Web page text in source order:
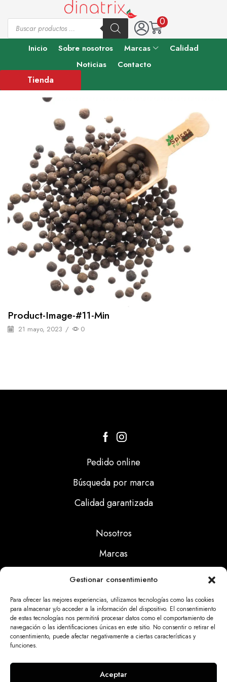
Gestionar consentimiento
Para ofrecer las mejores experiencias, utilizamos tecnologías como las cookies
para almacenar y/o acceder a la información del dispositivo. El consentimiento
de estas tecnologías nos permitirá procesar datos como el comportamiento de
navegación o las identificaciones únicas en este sitio. No consentir o retirar el
consentimiento, puede afectar negativamente a ciertas características y
funciones.
Aceptar
0
Inicio Sobre nosotros Marcas
Calidad
Noticias
Contacto
Tienda
Product-Image-#11-Min
21 mayo, 2023 / 0
Pedido online
Búsqueda por marca
Calidad garantizada
Nosotros
Marcas
Noticias
Aviso Legal
Politicas Cookies